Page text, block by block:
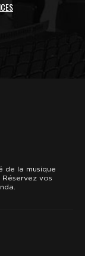
de la musique
vos